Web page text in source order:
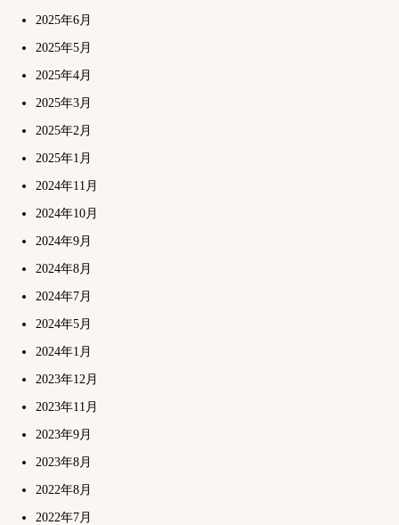
2025年6月
2025年5月
2025年4月
2025年3月
2025年2月
2025年1月
2024年11月
2024年10月
2024年9月
2024年8月
2024年7月
2024年5月
2024年1月
2023年12月
2023年11月
2023年9月
2023年8月
2022年8月
2022年7月